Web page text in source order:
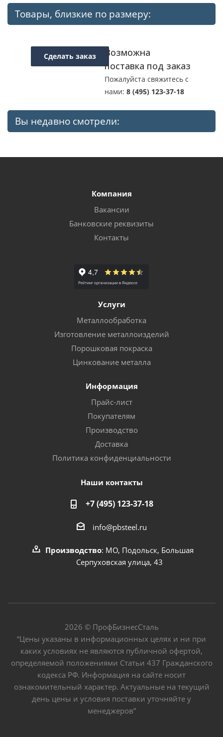
Товары, близкие по размеру:
Сделать заказ
Возможна
поставка под заказ
Пожалуйста свяжитесь с
нами: 8 (495) 123-37-18
Вы недавно смотрели:
Компания
Вакансии
Банковские реквизиты
Контакты
Услуги
Металлообработка
Изготовление металлоизделий
Порошковая покраска
Цинкование металла
Информация
Прайс-лист
Покупателям
Производство
Доставка
Политика конфиденциальности
Наши контакты
+7 (495) 123-37-18
info@pbsteel.ru
Производство: МО, Подольск, Большая
Серпуховская улица, 43
2026 © ПрофБизнесСталь
“Цены указаны в информационных целях и ни при
каких условиях не являются публичной офертой,
определяемой положениями Статьи 437 Гражданского
кодекса РФ. Информация на сайте носит
ознакомительный характер. Актуальные на текущий
день цены и условия поставки уточняйте у
менеджеров”